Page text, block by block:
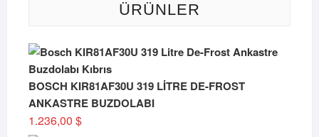
ÜRÜNLER
BOSCH KIR81AF30U 319 LİTRE DE-FROST
ANKASTRE BUZDOLABI
1.236,00 $